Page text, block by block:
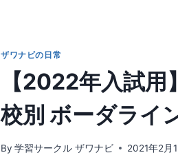
ザワナビの日常
【2022年入試
校別 ボーダライ
By 学習サークル ザワナビ 2021年2月